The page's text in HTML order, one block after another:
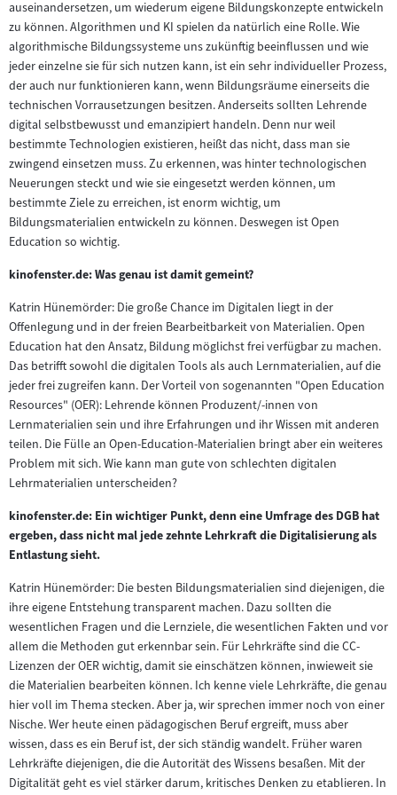
auseinandersetzen, um wiederum eigene Bildungskonzepte entwickeln
zu können. Algorithmen und KI spielen da natürlich eine Rolle. Wie
algorithmische Bildungssysteme uns zukünftig beeinflussen und wie
jeder einzelne sie für sich nutzen kann, ist ein sehr individueller Prozess,
der auch nur funktionieren kann, wenn Bildungsräume einerseits die
technischen Vorrausetzungen besitzen. Anderseits sollten Lehrende
digital selbstbewusst und emanzipiert handeln. Denn nur weil
bestimmte Technologien existieren, heißt das nicht, dass man sie
zwingend einsetzen muss. Zu erkennen, was hinter technologischen
Neuerungen steckt und wie sie eingesetzt werden können, um
bestimmte Ziele zu erreichen, ist enorm wichtig, um
Bildungsmaterialien entwickeln zu können. Deswegen ist Open
Education so wichtig.
kinofenster.de: Was genau ist damit gemeint?
Katrin Hünemörder: Die große Chance im Digitalen liegt in der
Offenlegung und in der freien Bearbeitbarkeit von Materialien. Open
Education hat den Ansatz, Bildung möglichst frei verfügbar zu machen.
Das betrifft sowohl die digitalen Tools als auch Lernmaterialien, auf die
jeder frei zugreifen kann. Der Vorteil von sogenannten "Open Education
Resources" (OER): Lehrende können Produzent/-innen von
Lernmaterialien sein und ihre Erfahrungen und ihr Wissen mit anderen
teilen. Die Fülle an Open-Education-Materialien bringt aber ein weiteres
Problem mit sich. Wie kann man gute von schlechten digitalen
Lehrmaterialien unterscheiden?
kinofenster.de: Ein wichtiger Punkt, denn eine Umfrage des DGB hat
ergeben, dass nicht mal jede zehnte Lehrkraft die Digitalisierung als
Entlastung sieht.
Katrin Hünemörder: Die besten Bildungsmaterialien sind diejenigen, die
ihre eigene Entstehung transparent machen. Dazu sollten die
wesentlichen Fragen und die Lernziele, die wesentlichen Fakten und vor
allem die Methoden gut erkennbar sein. Für Lehrkräfte sind die CC-
Lizenzen der OER wichtig, damit sie einschätzen können, inwieweit sie
die Materialien bearbeiten können. Ich kenne viele Lehrkräfte, die genau
hier voll im Thema stecken. Aber ja, wir sprechen immer noch von einer
Nische. Wer heute einen pädagogischen Beruf ergreift, muss aber
wissen, dass es ein Beruf ist, der sich ständig wandelt. Früher waren
Lehrkräfte diejenigen, die die Autorität des Wissens besaßen. Mit der
Digitalität geht es viel stärker darum, kritisches Denken zu etablieren. In